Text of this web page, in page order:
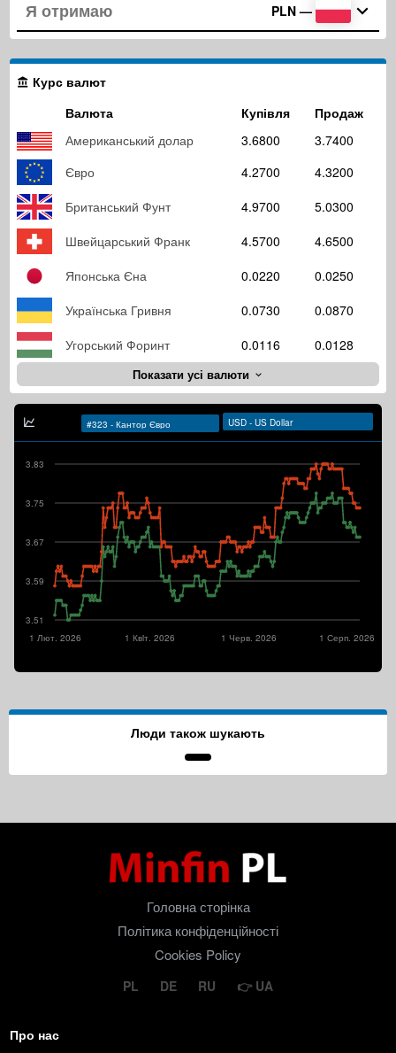
PLN —
Курс валют
Валюта
Купівля
Продаж
Американський долар
3.6800
3.7400
Євро
4.2700
4.3200
Британський Фунт
4.9700
5.0300
Швейцарський Франк
4.5700
4.6500
Японська Єна
0.0220
0.0250
Українська Гривня
0.0730
0.0870
Угорський Форинт
0.0116 0.0128
Показати усі валюти
3.51
3.59
3.67
3.75
3.83
1 Серп. 2026
1 Черв. 2026
1 Квiт. 2026
1 Лют. 2026
Люди також шукають
Головна сторінка
Політика конфіденційності
Cookies Policy
PL DE RU UA
Про нас